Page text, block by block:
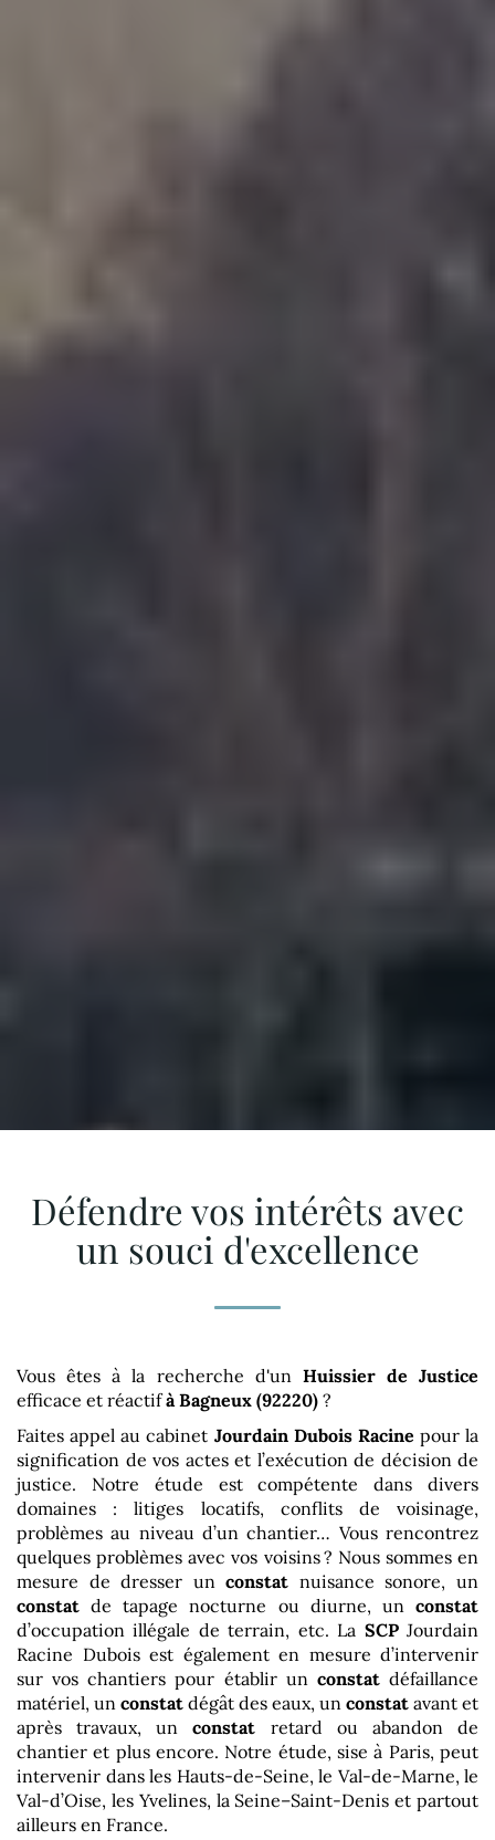
Défendre vos intérêts avec
un souci d'excellence
Vous êtes à la recherche d'un Huissier de Justice
efficace et réactif à Bagneux (92220) ?
Faites appel au cabinet Jourdain Dubois Racine pour la
signification de vos actes et l’exécution de décision de
justice. Notre étude est compétente dans divers
domaines : litiges locatifs, conflits de voisinage,
problèmes au niveau d’un chantier… Vous rencontrez
quelques problèmes avec vos voisins ? Nous sommes en
mesure de dresser unconstat nuisance sonore, un
constat de tapage nocturne ou diurne, un constat
d’occupation illégale de terrain, etc. La SCPJourdain
Racine Dubois est également en mesure d’intervenir
sur vos chantiers pour établir un constatdéfaillance
matériel, un constat dégât des eaux, un constat avant et
après travaux, unconstat retard ou abandon de
chantier et plus encore. Notre étude, sise à Paris, peut
intervenir dans les Hauts-de-Seine, le Val-de-Marne, le
Val-d’Oise, les Yvelines, la Seine–Saint-Denis et partout
ailleurs en France.